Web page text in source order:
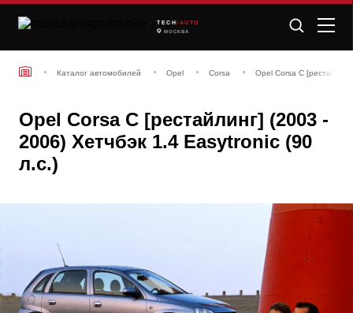
TECH /AUTO
МОСКВА
Каталог автомобилей Opel Corsa Opel Corsa C
Opel Corsa C [рестайлинг] (2003 -
2006) Хетчбэк 1.4 Easytroniс (90
л.с.)